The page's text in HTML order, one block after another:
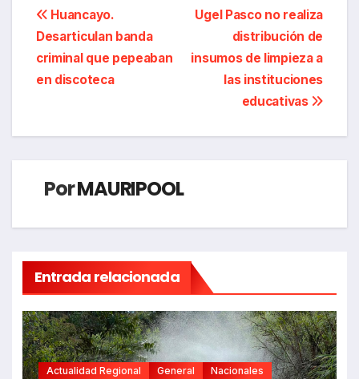
Navegación
de
entradas
Ugel Pasco no realiza
distribución de
insumos de limpieza a
las instituciones
educativas
Huancayo.
Desarticulan banda
criminal que pepeaban
en discoteca
PorMAURIPOOL
Entrada relacionada
Actualidad Regional General Nacionales